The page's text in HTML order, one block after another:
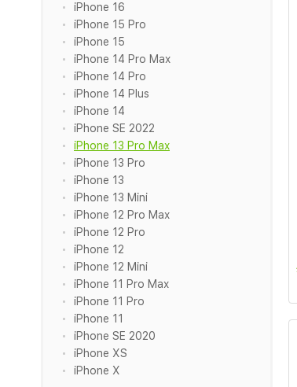
iPhone 16
iPhone 15 Pro
iPhone 15
iPhone 14 Pro Max
iPhone 14 Pro
iPhone 14 Plus
iPhone 14
iPhone SE 2022
iPhone 13 Pro Max
iPhone 13 Pro
iPhone 13
iPhone 13 Mini
iPhone 12 Pro Max
iPhone 12 Pro
iPhone 12
iPhone 12 Mini
iPhone 11 Pro Max
iPhone 11 Pro
iPhone 11
iPhone SE 2020
iPhone XS
iPhone X